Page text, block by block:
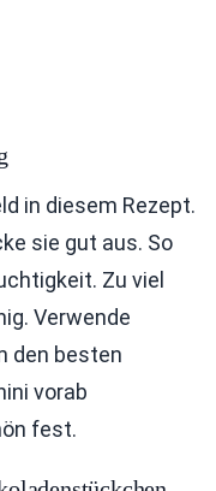
in diesem Rezept.
sie gut aus. So
Zu viel
Verwende
den besten
vorab
fest.